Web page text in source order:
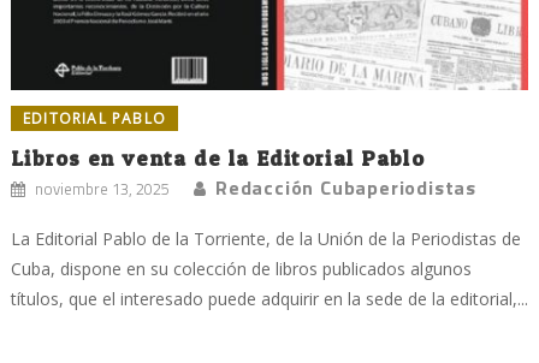
EDITORIAL PABLO
Libros en venta de la Editorial Pablo
noviembre 13, 2025 Redacción Cubaperiodistas
La Editorial Pablo de la Torriente, de la Unión de la Periodistas de
Cuba, dispone en su colección de libros publicados algunos
títulos, que el interesado puede adquirir en la sede de la editorial,...